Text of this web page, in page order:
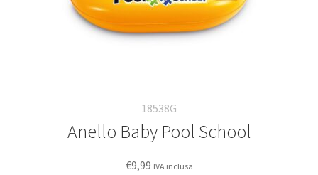
18538G
Anello Baby Pool School
€9,99 IVA inclusa